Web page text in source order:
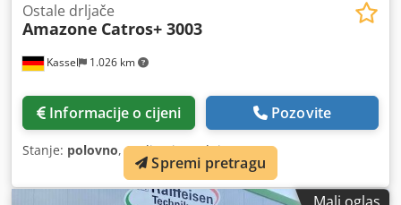
Kassel 1.026 km
Ostale drljače
Amazone Catros+ 3003
Informacije o cijeni Pozovite
Stanje: polovno, Godina izgradnje:2023,
Spremi pretragu